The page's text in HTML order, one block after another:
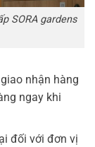
SORA gardens
nhận hàng
ngay khi
đối với đơn vị